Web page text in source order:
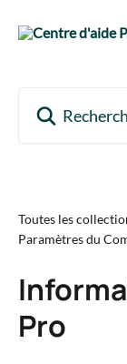
Toutes les
Paramètres du
Pro